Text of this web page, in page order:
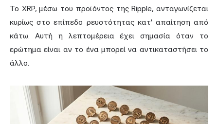
Το XRP, μέσω του προϊόντος της Ripple, ανταγωνίζεται
κυρίως στο επίπεδο ρευστότητας κατ' απαίτηση από
κάτω. Αυτή η λεπτομέρεια έχει σημασία όταν το
ερώτημα είναι αν το ένα μπορεί να αντικαταστήσει το
άλλο.